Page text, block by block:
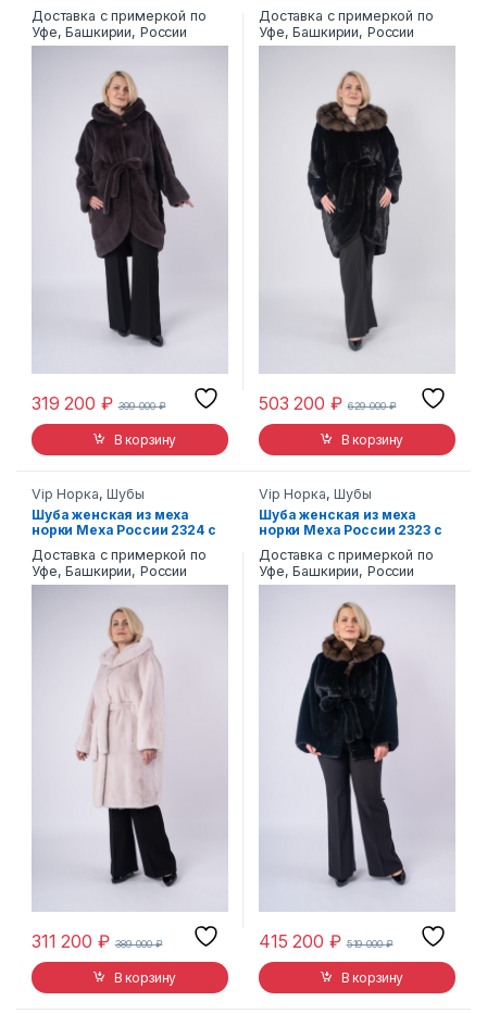
Доставка с примеркой по
Уфе, Башкирии, России
319 200 ₽ 399 000₽
В корзину
Доставка с примеркой по
Уфе, Башкирии, России
503 200 ₽ 629 000₽
В корзину
Vip Норка,Шубы
Шуба женская из меха
норки Меха России 2324 с
Доставка с примеркой по
Уфе, Башкирии, России
311 200 ₽ 389 000₽
В корзину
Vip Норка,Шубы
Шуба женская из меха
норки Меха России 2323 с
Доставка с примеркой по
Уфе, Башкирии, России
415 200 ₽ 519 000₽
В корзину